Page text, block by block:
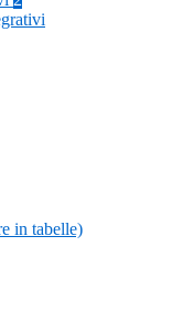
in tabelle)